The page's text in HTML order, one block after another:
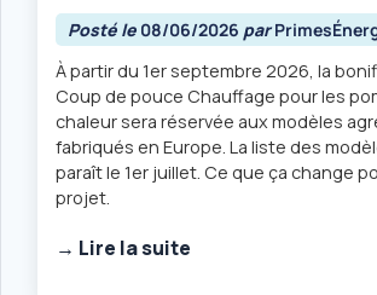
Posté le 08/06/2026 par
À partir du 1er septembre 2026, la
Coup de pouce Chauffage pour les
chaleur sera réservée aux modèles
fabriqués en Europe. La liste des
paraît le 1er juillet. Ce que ça change
projet.
→ Lire la suite